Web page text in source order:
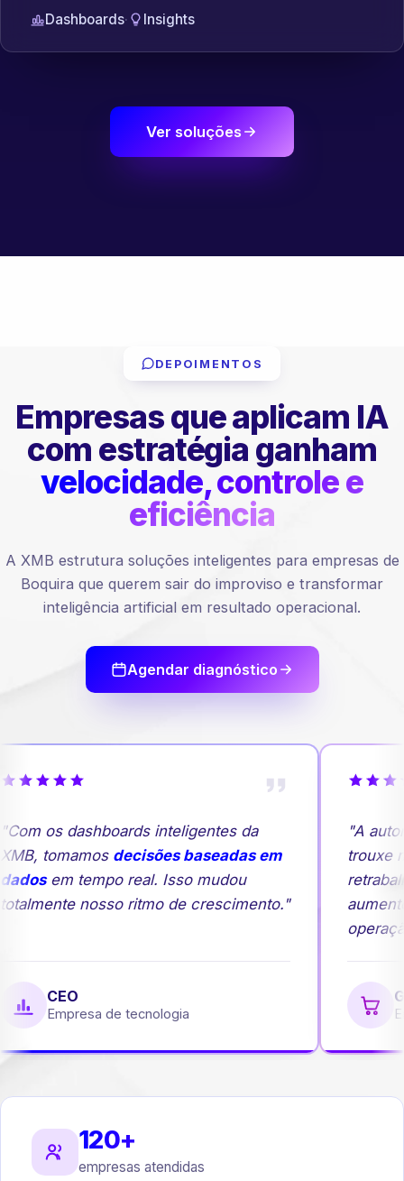
Dashboards· Insights
Ver soluções
DEPOIMENTOS
Empresas que aplicam IA
com estratégia ganham
velocidade, controle e
eficiência
A XMB estrutura soluções inteligentes para empresas de
Boquira que querem sair do improviso e transformar
inteligência artificial em resultado operacional.
Agendar diagnóstico
os dashboards inteligentes da
tomamosdecisões baseadas em
em tempo real. Isso mudou
nosso ritmo de crescimento."
CEO
Empresa de tecnologia
"A
trouxe
120+
empresas atendidas